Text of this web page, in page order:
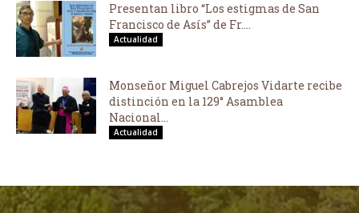
Presentan libro “Los estigmas de San
Francisco de Asís” de Fr....
Actualidad
Monseñor Miguel Cabrejos Vidarte recibe
distinción en la 129° Asamblea
Nacional...
Actualidad